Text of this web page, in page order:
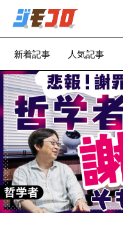
新着記事 人気記事